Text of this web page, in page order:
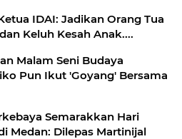
IDAI: Jadikan Orang Tua
Keluh Kesah Anak....
Malam Seni Budaya
Pun Ikut 'Goyang' Bersama
Semarakkan Hari
Medan: Dilepas Martinijal